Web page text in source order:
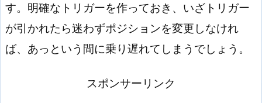
す。明確なトリガーを作っておき、いざトリガー
が引かれたら迷わずポジションを変更しなけれ
ば、あっという間に乗り遅れてしまうでしょう。
スポンサーリンク